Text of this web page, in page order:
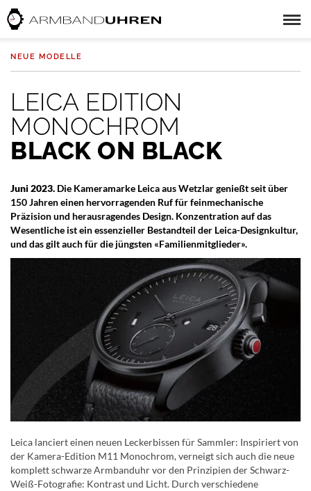
NEUE MODELLE
LEICA EDITION
MONOCHROM
BLACK ON BLACK
Juni 2023. Die Kameramarke Leica aus Wetzlar genießt seit über
150 Jahren einen hervorragenden Ruf für feinmechanische
Präzision und herausragendes Design. Konzentration auf das
Wesentliche ist ein essenzieller Bestandteil der Leica-Designkultur,
und das gilt auch für die jüngsten «Familienmitglieder».
Leica lanciert einen neuen Leckerbissen für Sammler: Inspiriert von
der Kamera-Edition M11 Monochrom, verneigt sich auch die neue
komplett schwarze Armbanduhr vor den Prinzipien der Schwarz-
Weiß-Fotografie: Kontrast und Licht. Durch verschiedene